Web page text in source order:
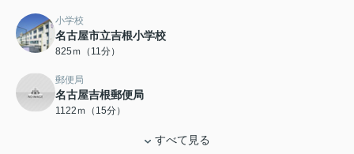
小学校
名古屋市立吉根小学校
825ｍ（11分）
郵便局
名古屋吉根郵便局
1122ｍ（15分）
すべて見る